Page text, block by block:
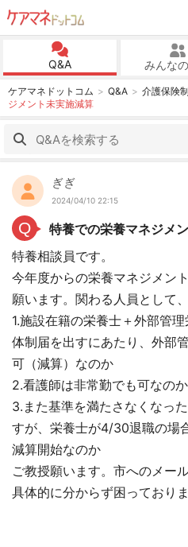
Q&A みんな
ケアマネドットコム Q&A 介護保険
ジメント未実施減算
ぎぎ
2024/04/10 22:15
Q
特養での栄養マネジメ
特養相談員です。
今年度からの栄養マネジメン
願います。関わる人員として、
1.施設在籍の栄養士＋外部管
体制届を出すにあたり、外部
可（減算）なのか
2.看護師は非常勤でも可なのか
3.また基準を満たさなくなっ
すが、栄養士が4/30退職の場
減算開始なのか
ご教授願います。市へのメー
具体的に分からず困っておりま